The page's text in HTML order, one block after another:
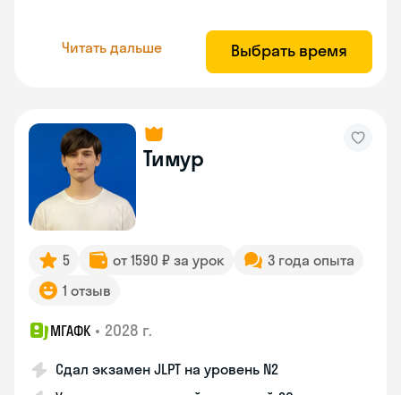
Читать дальше Выбрать время
Тимур
5 от 1590 ₽ за урок
3 года опыта
1 отзыв
МГАФК • 2028 г.
Сдал экзамен JLPT на уровень N2